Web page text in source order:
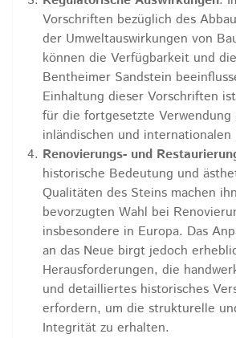
Vorschriften bezüglich des
der Umweltauswirkungen von
können die Verfügbarkeit und
Bentheimer Sandstein
Einhaltung dieser Vorschriften
für die fortgesetzte Verwendung
inländischen und internationalen
Renovierungs- und
historische Bedeutung und
Qualitäten des Steins machen
bevorzugten Wahl bei
insbesondere in Europa. Das
an das Neue birgt jedoch
Herausforderungen, die
und detailliertes historisches
erfordern, um die strukturelle
Integrität zu erhalten.